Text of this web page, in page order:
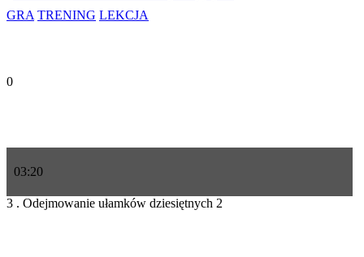
GRA TRENING LEKCJA
0
03:20
3 . Odejmowanie ułamków dziesiętnych 2